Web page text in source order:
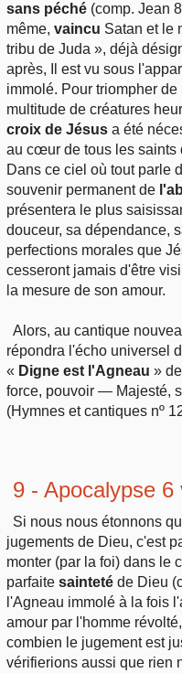
sans péché (comp. Jean
même, vaincu Satan et le
tribu de Juda », déjà
après, Il est vu sous
immolé. Pour triompher
multitude de créatures
croix de Jésus a été
au cœur de tous les saints
Dans ce ciel où tout parle
souvenir permanent de
présentera le plus
douceur, sa dépendance,
perfections morales que
cesseront jamais d'être
la mesure de son amour.
Alors, au cantique
répondra l'écho universel
« Digne est l'Agneau »
force, pouvoir — Majesté,
(Hymnes et cantiques nº
9 - Apocalypse 6
Si nous nous étonnons
jugements de Dieu, c'est
monter (par la foi) dans le
parfaite sainteté de Dieu
l'Agneau immolé à la fois
amour par l'homme
combien le jugement est
vérifierions aussi que rien